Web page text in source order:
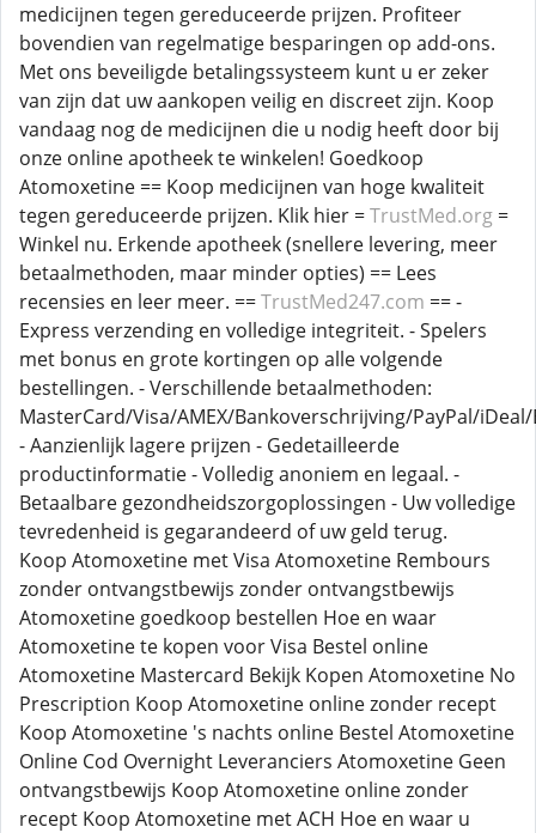
medicijnen tegen gereduceerde prijzen. Profiteer
bovendien van regelmatige besparingen op add-ons.
Met ons beveiligde betalingssysteem kunt u er zeker
van zijn dat uw aankopen veilig en discreet zijn. Koop
vandaag nog de medicijnen die u nodig heeft door bij
onze online apotheek te winkelen! Goedkoop
Atomoxetine == Koop medicijnen van hoge kwaliteit
tegen gereduceerde prijzen. Klik hier =TrustMed.org =
Winkel nu. Erkende apotheek (snellere levering, meer
betaalmethoden, maar minder opties) == Lees
recensies en leer meer. ==TrustMed247.com == -
Express verzending en volledige integriteit. - Spelers
met bonus en grote kortingen op alle volgende
bestellingen. - Verschillende betaalmethoden:
MasterCard/Visa/AMEX/Bankoverschrijving/PayPal/
- Aanzienlijk lagere prijzen - Gedetailleerde
productinformatie - Volledig anoniem en legaal. -
Betaalbare gezondheidszorgoplossingen - Uw volledige
tevredenheid is gegarandeerd of uw geld terug.
Koop Atomoxetine met Visa Atomoxetine Rembours
zonder ontvangstbewijs zonder ontvangstbewijs
Atomoxetine goedkoop bestellen Hoe en waar
Atomoxetine te kopen voor Visa Bestel online
Atomoxetine Mastercard Bekijk Kopen Atomoxetine No
Prescription Koop Atomoxetine online zonder recept
Koop Atomoxetine 's nachts online Bestel Atomoxetine
Online Cod Overnight Leveranciers Atomoxetine Geen
ontvangstbewijs Koop Atomoxetine online zonder
recept Koop Atomoxetine met ACH Hoe en waar u